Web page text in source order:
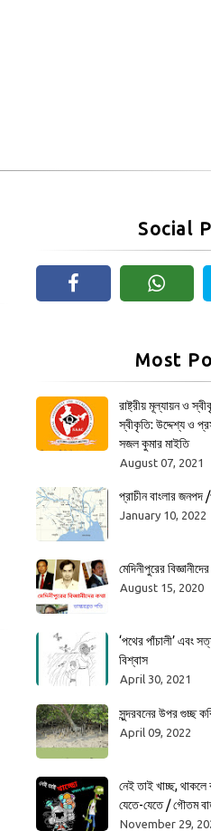
Social
Most
রাষ্ট্রীয় মূল্যায়ন ও
স্বীকৃতি: উদ্দেশ্য ও
সজল কুমার মাইতি
August 07, 2021
প্রাচীন বাংলার জনপদ
January 10, 2022
মেদিনীপুরের
August 15, 2020
‘পথের পাঁচালী’ এবং
বিশ্বাস
April 30, 2021
সুন্দরবনের উপর গুচ্ছ
April 09, 2022
নেই তাই খাচ্ছ, থাকলে
যেতে-যেতে / গৌতম
November 29,